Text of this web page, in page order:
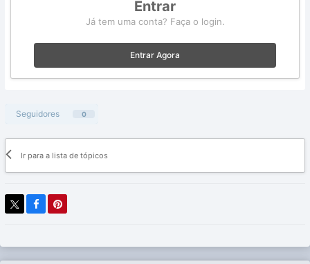
Entrar
Já tem uma conta? Faça o login.
Entrar Agora
Seguidores 0
Ir para a lista de tópicos